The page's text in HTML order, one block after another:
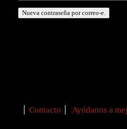
Contacto Ayúdanos a